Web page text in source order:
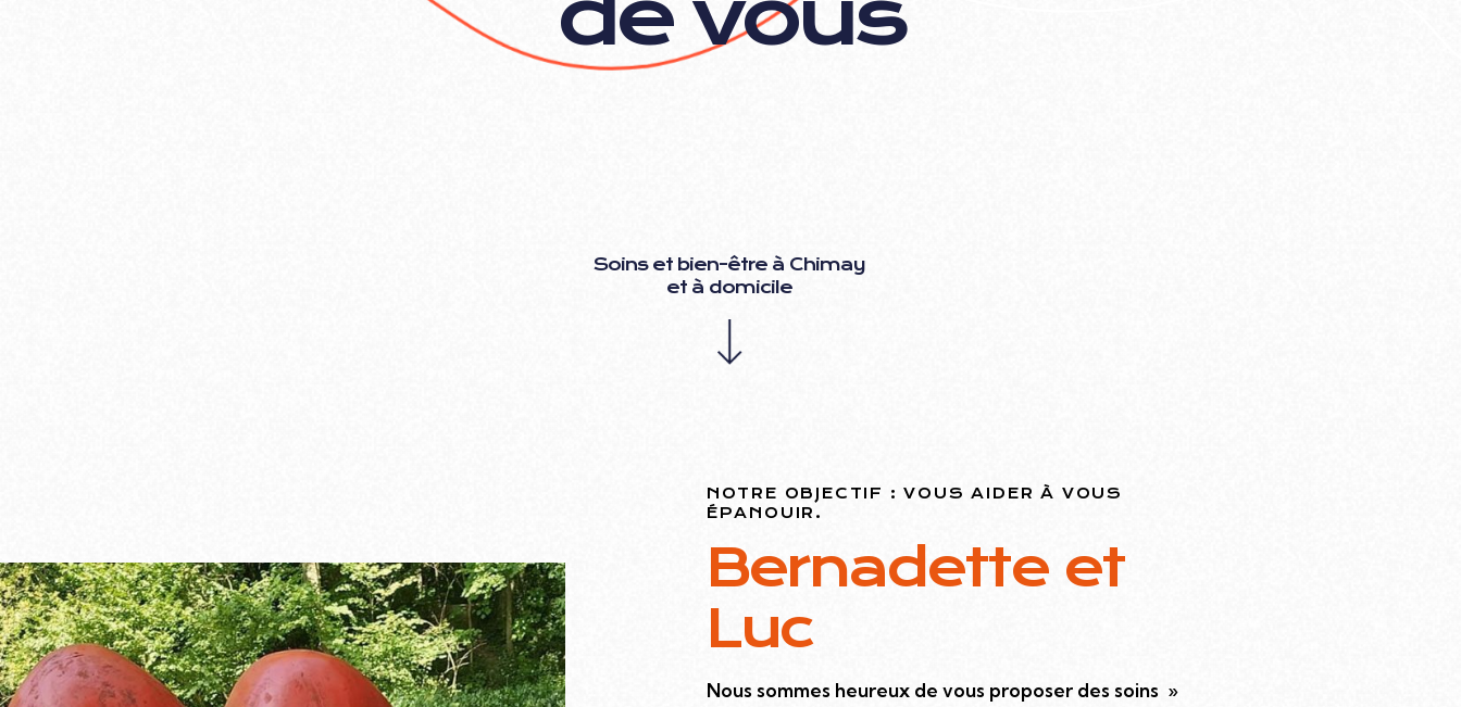
Soins et bien-être à Chimay
et à domicile
NOTRE OBJECTIF : VOUS AIDER À VOUS
ÉPANOUIR.
Bernadette et
Luc
Nous sommes heureux de vous proposer des soins »